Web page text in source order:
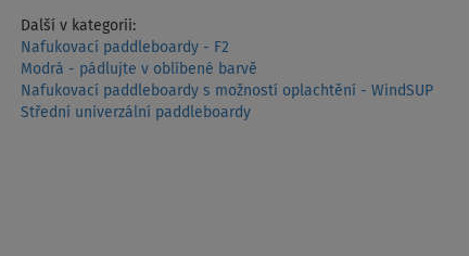
Další v kategorii:
Nafukovací paddleboardy - F2
Modrá - pádlujte v oblíbené barvě
Nafukovací paddleboardy s možností oplachtění - WindSUP
Střední univerzální paddleboardy